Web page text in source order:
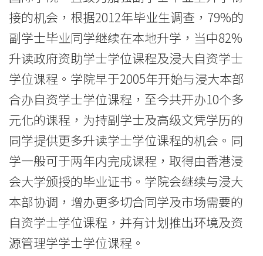
浸
会
大
学
接的机会，根据2012年毕业生调查，79%的
副学士毕业同学继续在本地升学，当中82%
升读政府资助学士学位课程及浸大自资学士
学位课程。学院早于2005年开始与浸大本部
合办自资学士学位课程，至今共开办10个多
元化的课程，为持副学士及高级文凭学历的
同学提供更多升读学士学位课程的机会。同
学一般可于两年内完成课程，取得由香港浸
会大学颁授的毕业证书。学院会继续与浸大
本部协调，增办更多切合同学及市场需要的
自资学士学位课程，并有计划推出环境及资
源管理学学士学位课程。